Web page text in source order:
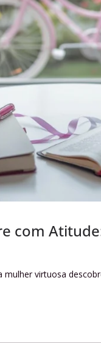
com
virtuosa